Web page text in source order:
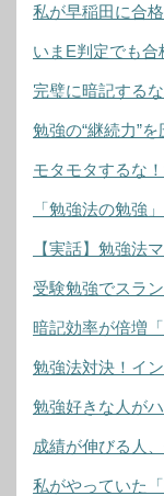
私が早稲田に合
いまE判定でも合
完璧に暗記する
勉強の“継続力”
モタモタするな
「勉強法の勉強
【実話】勉強法
受験勉強でスラ
暗記効率が倍増
勉強法対決！イ
勉強好きな人が
成績が伸びる人
私がやっていた